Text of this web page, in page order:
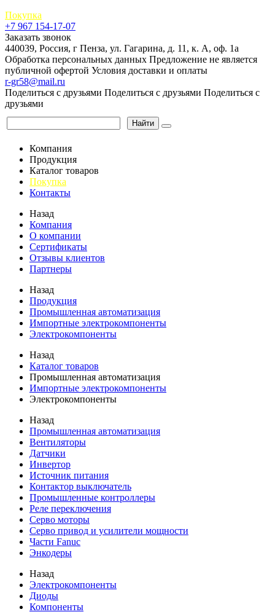
Покупка
+7 967 154-17-07
Заказать звонок
440039, Россия, г Пенза, ул. Гагарина, д. 11, к. А, оф. 1а
Обработка персональных данных Предложение не является
публичной офертой Условия доставки и оплаты
r-gr58@mail.ru
Поделиться с друзьями Поделиться с друзьями Поделиться с
друзьями
Найти
Компания
Продукция
Каталог товаров
Покупка
Контакты
Назад
Компания
О компании
Сертификаты
Отзывы клиентов
Партнеры
Назад
Продукция
Промышленная автоматизация
Импортные электрокомпоненты
Электрокомпоненты
Назад
Каталог товаров
Промышленная автоматизация
Импортные электрокомпоненты
Электрокомпоненты
Назад
Промышленная автоматизация
Вентиляторы
Датчики
Инвертор
Источник питания
Контактор выключатель
Промышленные контроллеры
Реле переключения
Серво моторы
Серво привод и усилители мощности
Части Fanuc
Энкодеры
Назад
Электрокомпоненты
Диоды
Компоненты